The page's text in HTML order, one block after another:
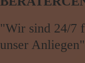
Menü:
"Wir sind 24/7
unser Anliegen"